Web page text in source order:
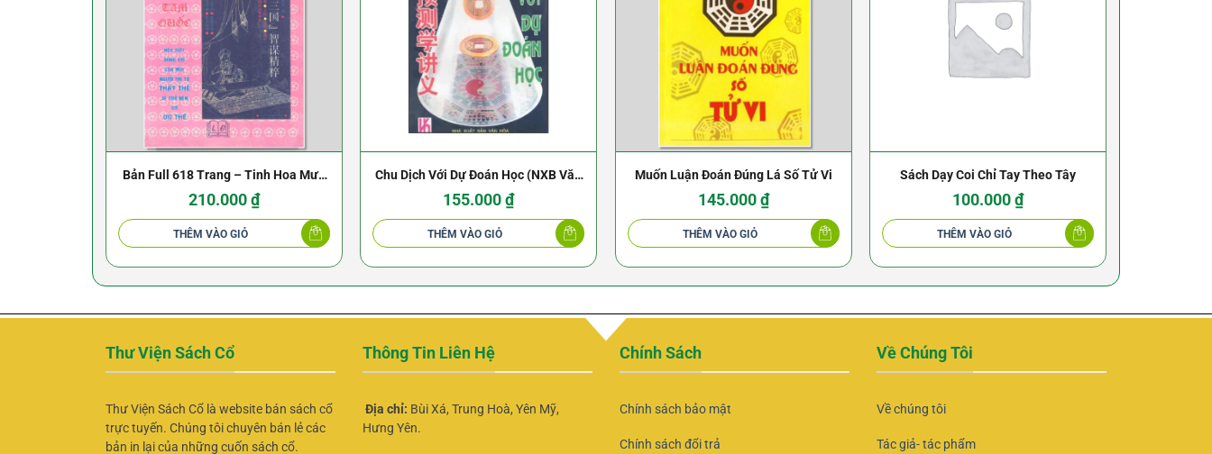
Bản Full 618 Trang – Tinh Hoa Mưu
Trí Trong Tam Quốc – NXB Lao Động
210.000₫
THÊM VÀO GIỎ
Chu Dịch Với Dự Đoán Học (NXB Văn
Hóa 1995) – Thiệu Vĩ Hoa
155.000₫
THÊM VÀO GIỎ
Muốn Luận Đoán Đúng Lá Số Tử Vi
145.000₫
THÊM VÀO GIỎ
Sách Dạy Coi Chỉ Tay Theo Tây
100.000₫
THÊM VÀO GIỎ
Thư Viện Sách Cổ
Thư Viện Sách Cổ là website bán sách cổ
trực tuyến. Chúng tôi chuyên bán lẻ các
bản in lại của những cuốn sách cổ.
Thông Tin Liên Hệ
Địa chỉ: Bùi Xá, Trung Hoà, Yên Mỹ,
Hưng Yên.
Chính Sách
Chính sách bảo mật
Chính sách đổi trả
Về Chúng Tôi
Về chúng tôi
Tác giả- tác phẩm